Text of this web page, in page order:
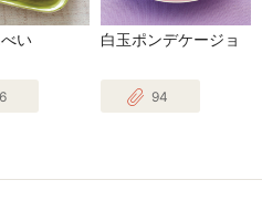
い 白玉ポンデケージョ
94